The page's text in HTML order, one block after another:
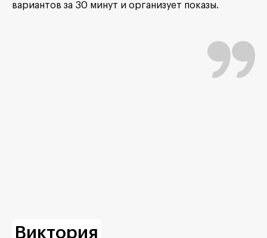
вариантов за 30 минут и организует показы.
Виктория